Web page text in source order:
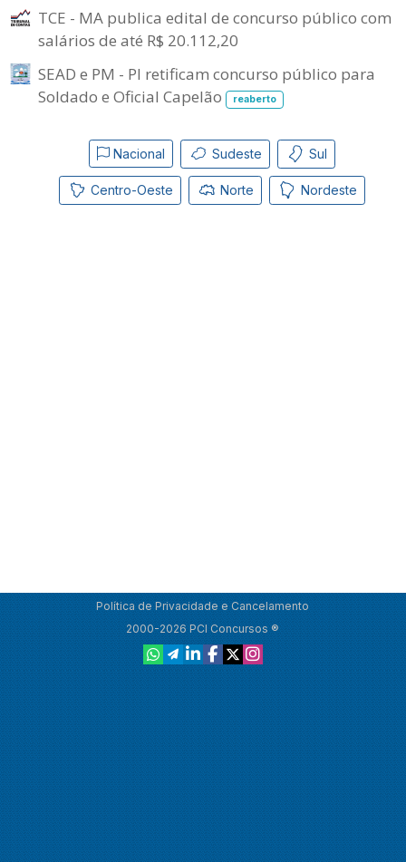
TCE - MA publica edital de concurso público com
salários de até R$ 20.112,20
SEAD e PM - PI retificam concurso público para
Soldado e Oficial Capelão
reaberto
Nacional Sudeste Sul
Centro-Oeste Norte Nordeste
Política de Privacidade e Cancelamento
2000-2026 PCI Concursos ®